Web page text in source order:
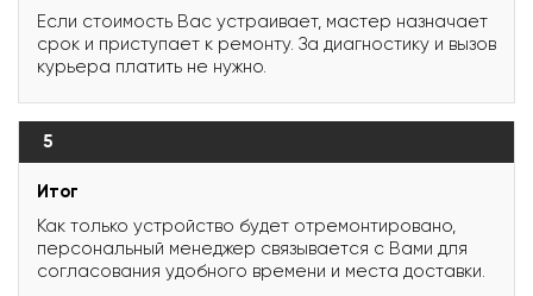
Если стоимость Вас устраивает, мастер назначает
срок и приступает к ремонту. За диагностику и вызов
курьера платить не нужно.
5
Итог
Как только устройство будет отремонтировано,
персональный менеджер связывается с Вами для
согласования удобного времени и места доставки.